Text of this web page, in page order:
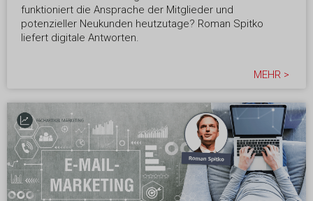
funktioniert die Ansprache der Mitglieder und
potenzieller Neukunden heutzutage? Roman Spitko
liefert digitale Antworten.
MEHR >